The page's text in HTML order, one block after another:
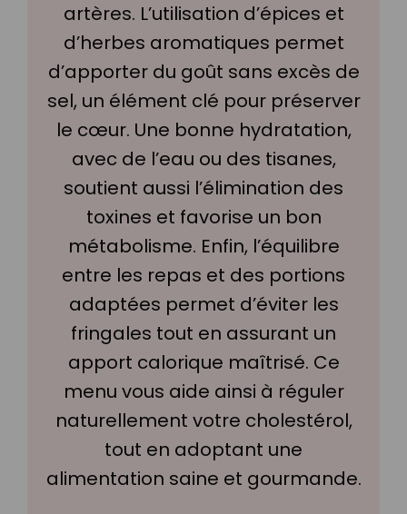
artères. L’utilisation d’épices et
d’herbes aromatiques permet
d’apporter du goût sans excès de
sel, un élément clé pour préserver
le cœur. Une bonne hydratation,
avec de l’eau ou des tisanes,
soutient aussi l’élimination des
toxines et favorise un bon
métabolisme. Enfin, l’équilibre
entre les repas et des portions
adaptées permet d’éviter les
fringales tout en assurant un
apport calorique maîtrisé. Ce
menu vous aide ainsi à réguler
naturellement votre cholestérol,
tout en adoptant une
alimentation saine et gourmande.